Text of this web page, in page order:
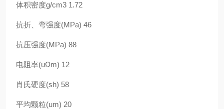
体积密度g/cm3 1.72
抗折、弯强度(MPa) 46
抗压强度(MPa) 88
电阻率(uΩm) 12
肖氏硬度(sh) 58
平均颗粒(um) 20